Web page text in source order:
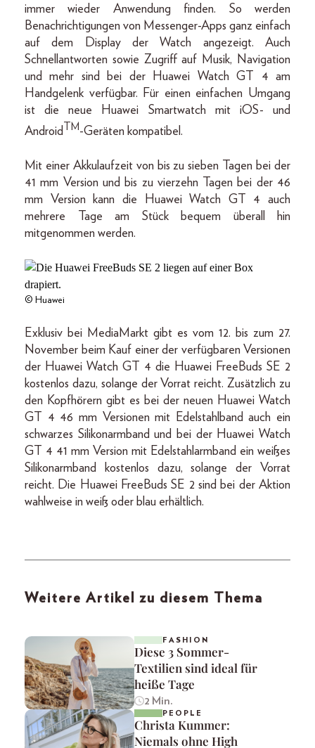
immer wieder Anwendung finden. So werden
Benachrichtigungen von Messenger-Apps ganz einfach
auf dem Display der Watch angezeigt. Auch
Schnellantworten sowie Zugriff auf Musik, Navigation
und mehr sind bei der Huawei Watch GT 4 am
Handgelenk verfügbar. Für einen einfachen Umgang
ist die neue Huawei Smartwatch mit iOS- und
Android
TM -Geräten kompatibel.
Mit einer Akkulaufzeit von bis zu sieben Tagen bei der
41 mm Version und bis zu vierzehn Tagen bei der 46
mm Version kann die Huawei Watch GT 4 auch
mehrere Tage am Stück bequem überall hin
mitgenommen werden.
© Huawei
Exklusiv bei MediaMarkt gibt es vom 12. bis zum 27.
November beim Kauf einer der verfügbaren Versionen
der Huawei Watch GT 4 die Huawei FreeBuds SE 2
kostenlos dazu, solange der Vorrat reicht. Zusätzlich zu
den Kopfhörern gibt es bei der neuen Huawei Watch
GT 4 46 mm Versionen mit Edelstahlband auch ein
schwarzes Silikonarmband und bei der Huawei Watch
GT 4 41 mm Version mit Edelstahlarmband ein weißes
Silikonarmband kostenlos dazu, solange der Vorrat
reicht. Die Huawei FreeBuds SE 2 sind bei der Aktion
wahlweise in weiß oder blau erhältlich.
Weitere Artikel zu diesem Thema
FASHION
Diese 3 Sommer-
Textilien sind ideal für
heiße Tage
2 Min.
PEOPLE
Christa Kummer:
Niemals ohne High